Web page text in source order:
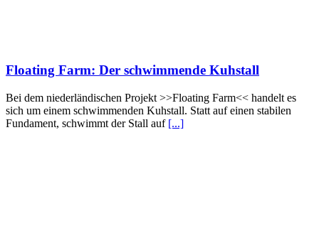
Floating Farm: Der schwimmende Kuhstall
Bei dem niederländischen Projekt >>Floating Farm<< handelt es
sich um einem schwimmenden Kuhstall. Statt auf einen stabilen
Fundament, schwimmt der Stall auf [...]